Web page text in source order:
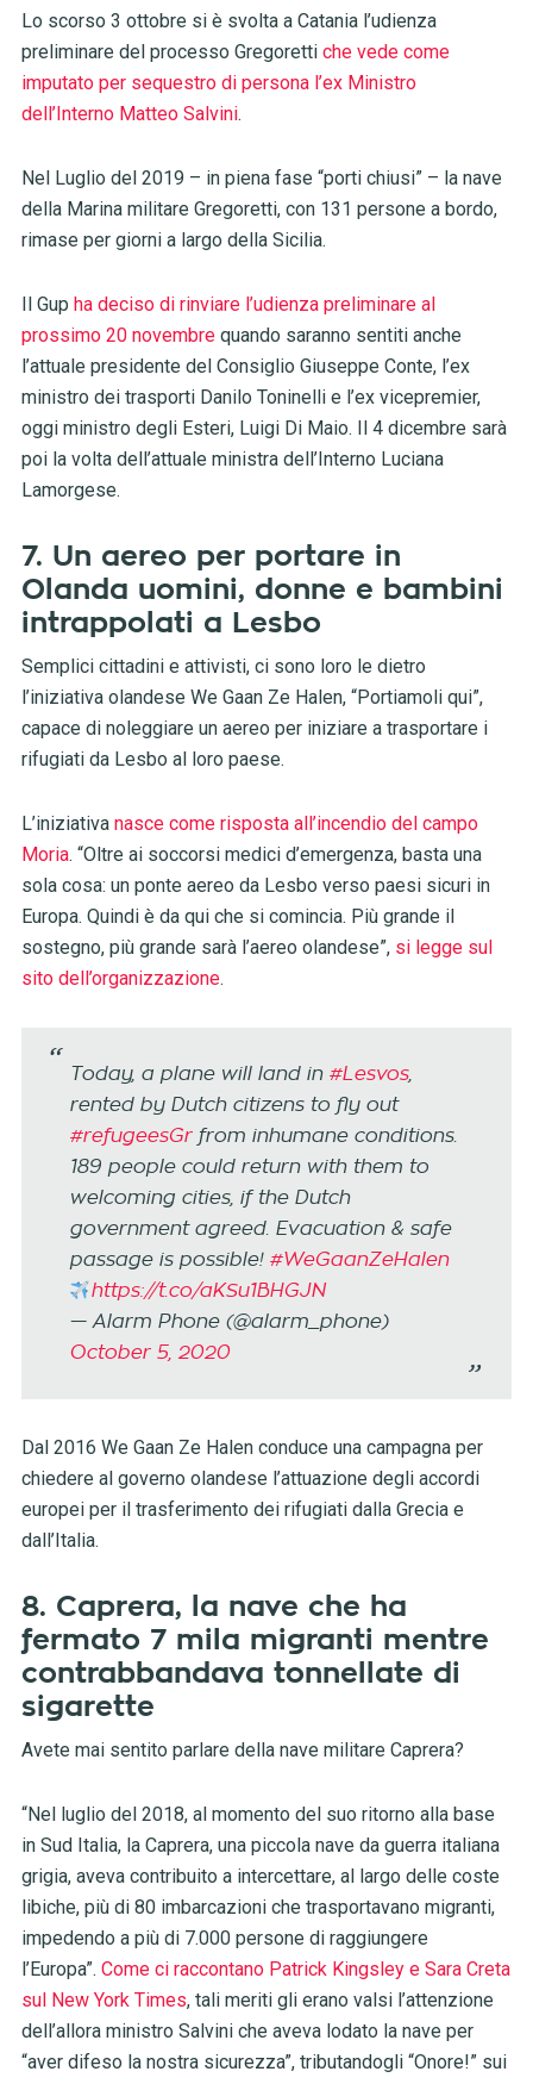
Lo scorso 3 ottobre si è svolta a Catania l’udienza
preliminare del processo Gregoretti che vede come
imputato per sequestro di persona l’ex Ministro
dell’Interno Matteo Salvini.
Nel Luglio del 2019 – in piena fase “porti chiusi” – la nave
della Marina militare Gregoretti, con 131 persone a bordo,
rimase per giorni a largo della Sicilia.
Il Gup ha deciso di rinviare l’udienza preliminare al
prossimo 20 novembrequando saranno sentiti anche
l’attuale presidente del Consiglio Giuseppe Conte, l’ex
ministro dei trasporti Danilo Toninelli e l’ex vicepremier,
oggi ministro degli Esteri, Luigi Di Maio. Il 4 dicembre sarà
poi la volta dell’attuale ministra dell’Interno Luciana
Lamorgese.
7. Un aereo per portare in
Olanda uomini, donne e bambini
intrappolati a Lesbo
Semplici cittadini e attivisti, ci sono loro le dietro
l’iniziativa olandese We Gaan Ze Halen, “Portiamoli qui”,
capace di noleggiare un aereo per iniziare a trasportare i
rifugiati da Lesbo al loro paese.
L’iniziativa nasce come risposta all’incendio del campo
Moria. “Oltre ai soccorsi medici d’emergenza, basta una
sola cosa: un ponte aereo da Lesbo verso paesi sicuri in
Europa. Quindi è da qui che si comincia. Più grande il
sostegno, più grande sarà l’aereo olandese”, si legge sul
sito dell’organizzazione.
Today, a plane will land in #Lesvos,
rented by Dutch citizens to fly out
#refugeesGrfrom inhumane conditions.
189 people could return with them to
welcoming cities, if the Dutch
government agreed. Evacuation & safe
passage is possible! #WeGaanZeHalen
https://t.co/aKSu1BHGJN
— Alarm Phone (@alarm_phone)
October 5, 2020
Dal 2016 We Gaan Ze Halen conduce una campagna per
chiedere al governo olandese l’attuazione degli accordi
europei per il trasferimento dei rifugiati dalla Grecia e
dall’Italia.
8. Caprera, la nave che ha
fermato 7 mila migranti mentre
contrabbandava tonnellate di
sigarette
Avete mai sentito parlare della nave militare Caprera?
“Nel luglio del 2018, al momento del suo ritorno alla base
in Sud Italia, la Caprera, una piccola nave da guerra italiana
grigia, aveva contribuito a intercettare, al largo delle coste
libiche, più di 80 imbarcazioni che trasportavano migranti,
impedendo a più di 7.000 persone di raggiungere
l’Europa”. Come ci raccontano Patrick Kingsley e Sara Creta
sul New York Times, tali meriti gli erano valsi l’attenzione
dell’allora ministro Salvini che aveva lodato la nave per
“aver difeso la nostra sicurezza”, tributandogli “Onore!” sui